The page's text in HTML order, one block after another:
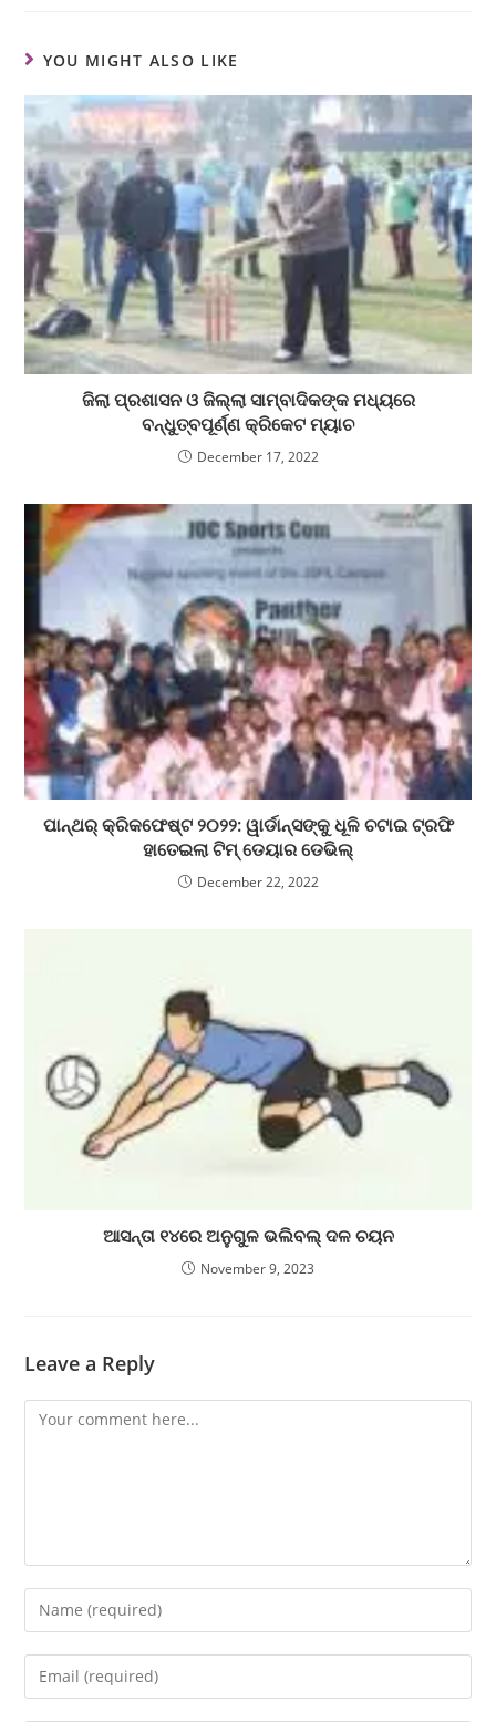
YOU MIGHT ALSO LIKE
ଜିଲା ପ୍ରଶାସନ ଓ ଜିଲ୍ଲା ସାମ୍ବାଦିକଙ୍କ ମଧ୍ୟରେ
ବନ୍ଧୁତ୍ବପୂର୍ଣ୍ଣ କ୍ରିକେଟ ମ୍ୟାଚ
December 17, 2022
ପାନ୍ଥର୍ କ୍ରିକଫେଷ୍ଟ ୨୦୨୨: ୱାର୍ଡାନ୍ସଙ୍କୁ ଧୂଳି ଚଟାଇ ଟ୍ରଫି
ହାତେଇଲା ଟିମ୍ ଡେୟାର ଡେଭିଲ୍
December 22, 2022
ଆସନ୍ତା ୧୪ରେ ଅନୁଗୁଳ ଭଲିବଲ୍ ଦଳ ଚୟନ
November 9, 2023
Leave a Reply